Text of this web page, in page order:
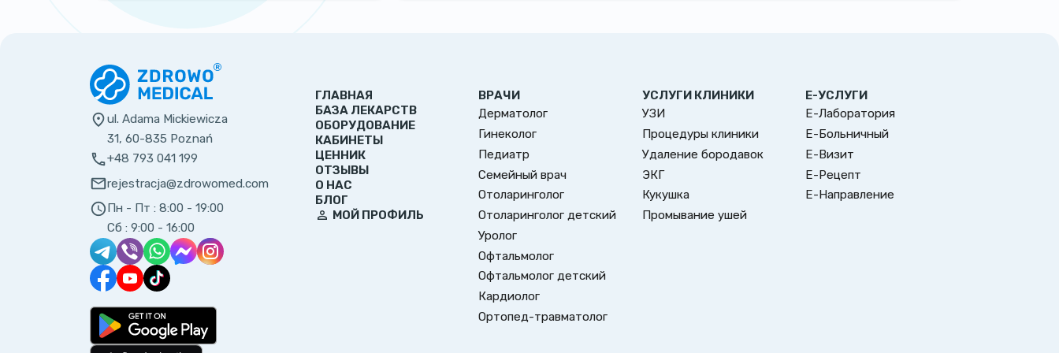
ul. Adama Mickiewicza
31, 60-835 Poznań
+48 793 041 199
rejestracja@zdrowomed.com
Пн - Пт :8:00 - 19:00
Сб :9:00 - 16:00
ГЛАВНАЯ
БАЗА ЛЕКАРСТВ
ОБОРУДОВАНИЕ
КАБИНЕТЫ
ЦЕННИК
ОТЗЫВЫ
О НАС
БЛОГ
МОЙ ПРОФИЛЬ
ВРАЧИ
Дерматолог
Гинеколог
Педиатр
Семейный врач
Отоларинголог
Отоларинголог детский
Уролог
Офтальмолог
Офтальмолог детский
Кардиолог
Ортопед-травматолог
УСЛУГИ КЛИНИКИ
УЗИ
Процедуры клиники
Удаление бородавок
ЭКГ
Кукушка
Промывание ушей
Е-УСЛУГИ
Е-Лаборатория
Е-Больничный
Е-Визит
Е-Рецепт
Е-Направление